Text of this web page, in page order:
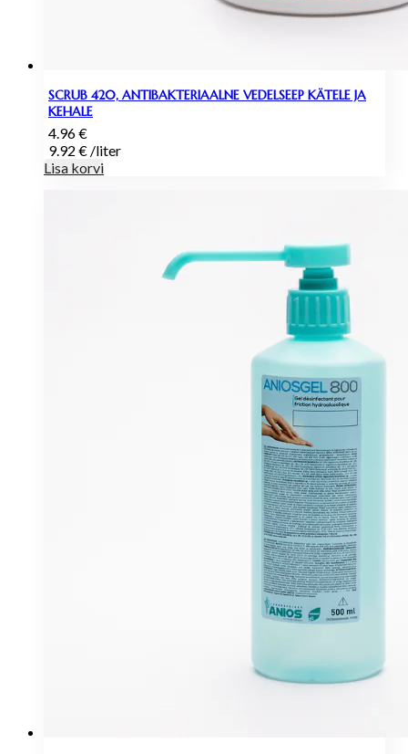
SCRUB 420, ANTIBAKTERIAALNE VEDELSEEP KÄTELE JA
KEHALE
4.96€
9.92 € /liter
Lisa korvi